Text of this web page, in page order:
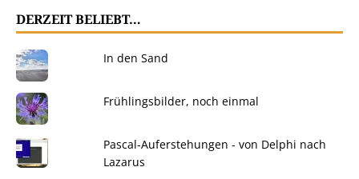
DERZEIT BELIEBT…
In den Sand
Frühlingsbilder, noch einmal
Pascal-Auferstehungen - von Delphi nach
Lazarus